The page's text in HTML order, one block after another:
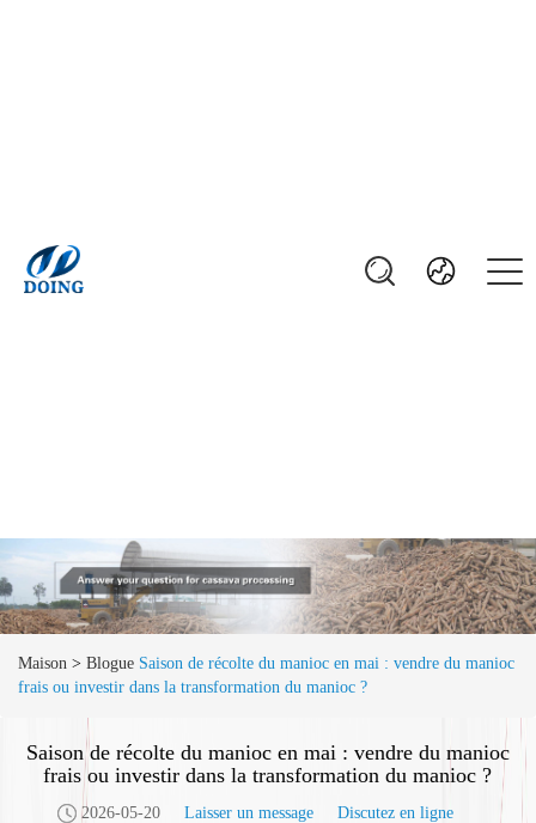
Maison > Blogue Saison de récolte du manioc en mai : vendre du manioc
frais ou investir dans la transformation du manioc ?
Saison de récolte du manioc en mai : vendre du manioc
frais ou investir dans la transformation du manioc ?
2026-05-20 Laisser un message Discutez en ligne